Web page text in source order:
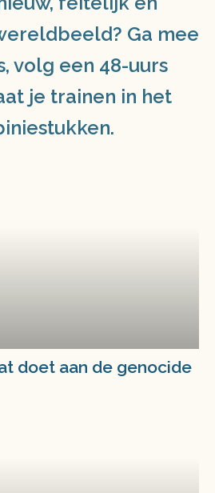
Ga mee
volg een 48-uurs
je trainen in het
doet aan de genocide